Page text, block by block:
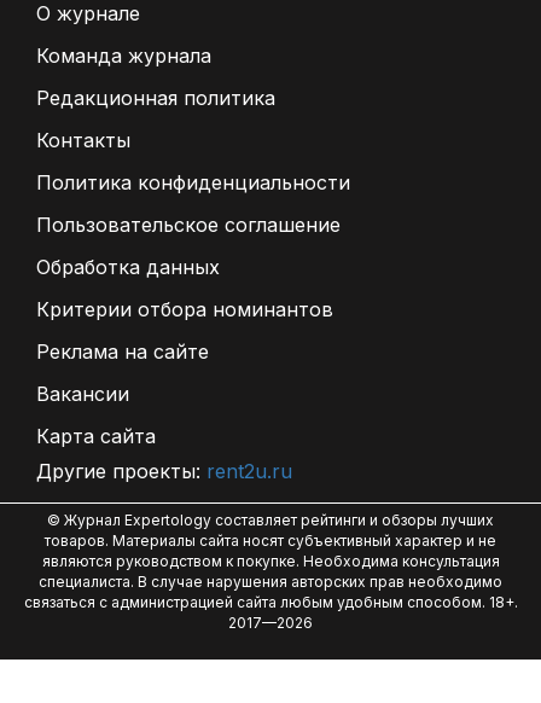
О журнале
Команда журнала
Редакционная политика
Контакты
Политика конфиденциальности
Пользовательское соглашение
Обработка данных
Критерии отбора номинантов
Реклама на сайте
Вакансии
Карта сайта
Другие проекты: rent2u.ru
© Журнал Expertology составляет рейтинги и обзоры лучших
товаров. Материалы сайта носят субъективный характер и не
являются руководством к покупке. Необходима консультация
специалиста. В случае нарушения авторских прав необходимо
связаться с администрацией сайта любым удобным способом. 18+.
2017—2026